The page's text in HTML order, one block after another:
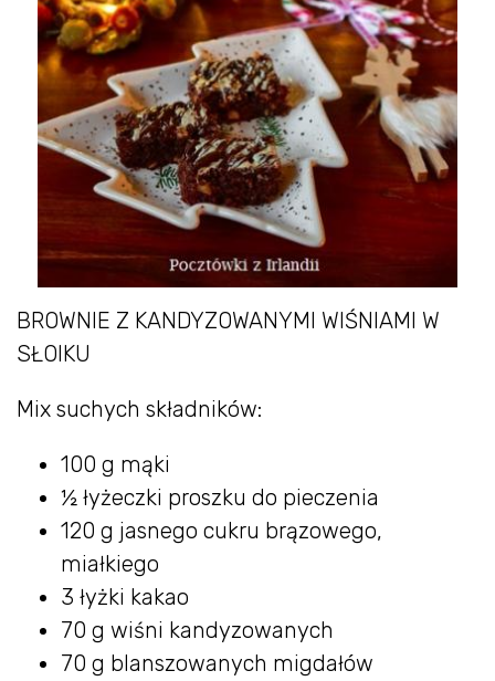
BROWNIE Z KANDYZOWANYMI WIŚNIAMI W
SŁOIKU
Mix suchych składników:
100 g mąki
½ łyżeczki proszku do pieczenia
120 g jasnego cukru brązowego,
miałkiego
3 łyżki kakao
70 g wiśni kandyzowanych
70 g blanszowanych migdałów